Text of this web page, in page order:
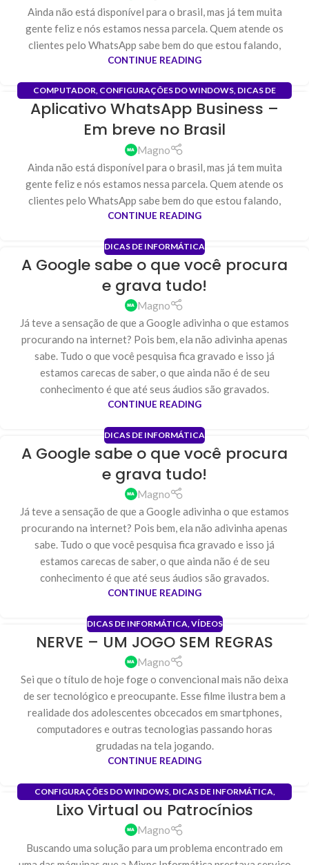
Ainda não está disponível para o brasil, mas já tem muita
gente feliz e nós estamos nessa parcela. Quem atende os
clientes pelo WhatsApp sabe bem do que estou falando,
CONTINUE READING
COMPUTADOR, CONFIGURAÇÕES DO WINDOWS, DICAS DE
INFORMÁTICA,INSTALAÇÃO DE PROGRAMAS,SOFTWARE
Aplicativo WhatsApp Business –
Em breve no Brasil
Magno
Ainda não está disponível para o brasil, mas já tem muita
gente feliz e nós estamos nessa parcela. Quem atende os
clientes pelo WhatsApp sabe bem do que estou falando,
CONTINUE READING
DICAS DE INFORMÁTICA
A Google sabe o que você procura
e grava tudo!
Magno
Já teve a sensação de que a Google adivinha o que estamos
procurando na internet? Pois bem, ela não adivinha apenas
sabe. Tudo o que você pesquisa fica gravado e isso já
estamos carecas de saber, o que ainda não é de seu
conhecimento é que até seus áudios são gravados.
CONTINUE READING
DICAS DE INFORMÁTICA
A Google sabe o que você procura
e grava tudo!
Magno
Já teve a sensação de que a Google adivinha o que estamos
procurando na internet? Pois bem, ela não adivinha apenas
sabe. Tudo o que você pesquisa fica gravado e isso já
estamos carecas de saber, o que ainda não é de seu
conhecimento é que até seus áudios são gravados.
CONTINUE READING
DICAS DE INFORMÁTICA VÍDEOS
NERVE – UM JOGO SEM REGRAS
Magno
Sei que o título de hoje foge o convencional mais não deixa
de ser tecnológico e preocupante. Esse filme ilustra bem a
realidade dos adolescentes obcecados em smartphones,
computadores e outras tecnologias passando horas
grudadas na tela jogando.
CONTINUE READING
CONFIGURAÇÕES DO WINDOWS, DICAS DE INFORMÁTICA,
INSTALAÇÃO,OTIMIZAÇÃO DE SISTEMA,REDES ,REDES DE
COMPUTADORES
SUPORTE REMOTO
Lixo Virtual ou Patrocínios
Magno
Buscando uma solução para um problema encontrado em